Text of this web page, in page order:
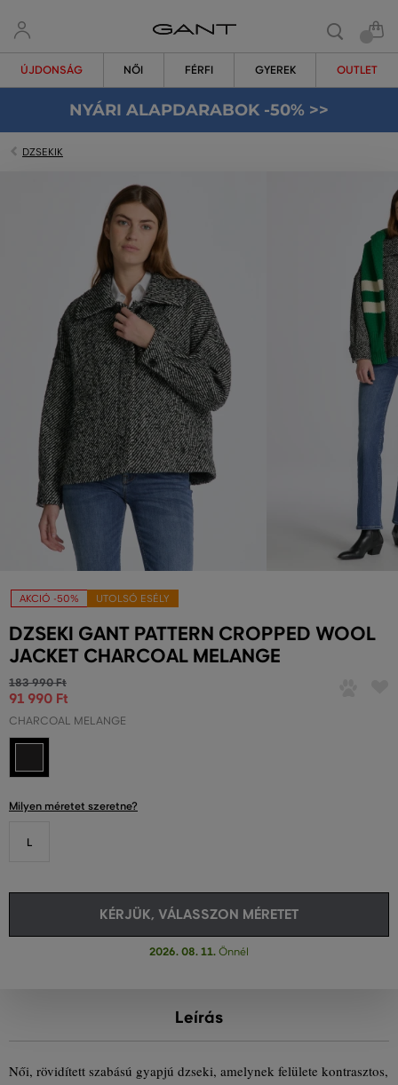
ÚJDONSÁG NŐI FÉRFI GYEREK OUTLET
NYÁRI ALAPDARABOK -50% >>
DZSEKIK
AKCIÓ -50% UTOLSÓ ESÉLY
DZSEKI GANT PATTERN CROPPED WOOL
JACKET CHARCOAL MELANGE
183 990 Ft
91 990 Ft
CHARCOAL MELANGE
Milyen méretet szeretne?
L
KÉRJÜK, VÁLASSZON MÉRETET
2026. 08. 11. Önnél
Leírás
Női, rövidített szabású gyapjú dzseki, amelynek felülete kontrasztos,